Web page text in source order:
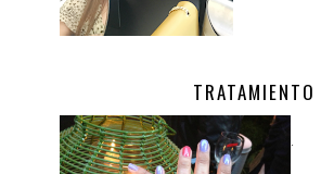
TRATAMIENTO